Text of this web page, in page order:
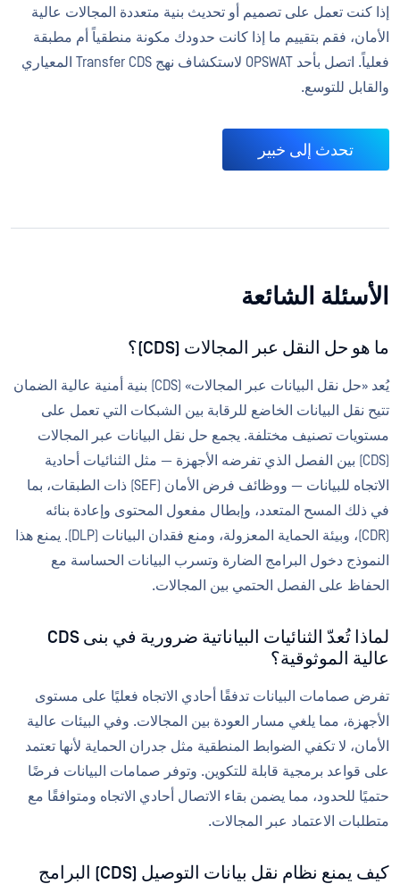
إذا كنت تعمل على تصميم أو تحديث بنية متعددة المجالات عالية
الأمان، فقم بتقييم ما إذا كانت حدودك مكونة منطقياً أم مطبقة
فعلياً. اتصل بأحد OPSWAT لاستكشاف نهج Transfer CDS المعياري
والقابل للتوسع.
تحدث إلى خبير
الأسئلة الشائعة
ما هو حل النقل عبر المجالات (CDS)؟
يُعد «حل نقل البيانات عبر المجالات» (CDS) بنية أمنية عالية الضمان
تتيح نقل البيانات الخاضع للرقابة بين الشبكات التي تعمل على
مستويات تصنيف مختلفة. يجمع حل نقل البيانات عبر المجالات
(CDS) بين الفصل الذي تفرضه الأجهزة — مثل الثنائيات أحادية
الاتجاه للبيانات — ووظائف فرض الأمان (SEF) ذات الطبقات، بما
في ذلك المسح المتعدد، وإبطال مفعول المحتوى وإعادة بنائه
(CDR)، وبيئة الحماية المعزولة، ومنع فقدان البيانات (DLP). يمنع هذا
النموذج دخول البرامج الضارة وتسرب البيانات الحساسة مع
الحفاظ على الفصل الحتمي بين المجالات.
لماذا تُعدّ الثنائيات البياناتية ضرورية في بنى CDS
عالية الموثوقية؟
تفرض صمامات البيانات تدفقًا أحادي الاتجاه فعليًا على مستوى
الأجهزة، مما يلغي مسار العودة بين المجالات. وفي البيئات عالية
الأمان، لا تكفي الضوابط المنطقية مثل جدران الحماية لأنها تعتمد
على قواعد برمجية قابلة للتكوين. وتوفر صمامات البيانات فرضًا
حتميًا للحدود، مما يضمن بقاء الاتصال أحادي الاتجاه ومتوافقًا مع
متطلبات الاعتماد عبر المجالات.
كيف يمنع نظام نقل بيانات التوصيل (CDS) البرامج